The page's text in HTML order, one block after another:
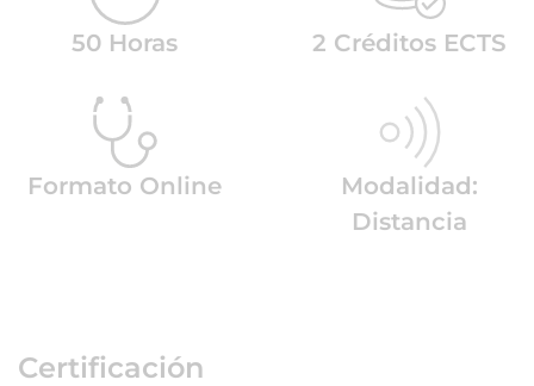
50 Horas 2 Créditos ECTS
Formato Online
Modalidad:
Distancia
Certificación